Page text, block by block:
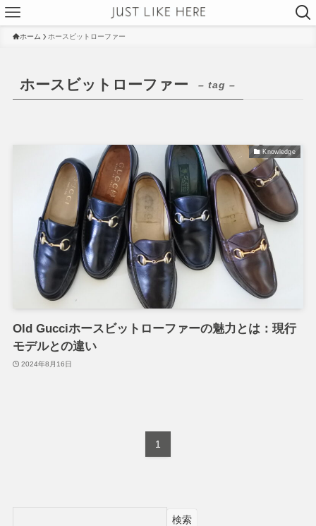
ホーム ホースビットローファー
ホースビットローファー – tag –
Knowledge
Old Gucciホースビットローファーの魅力とは：現行
モデルとの違い
2024年8月16日
1
検索